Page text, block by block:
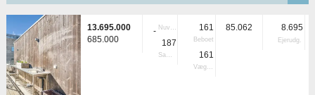
13.695.000
685.000
- Nuvær.
187
Samlet
161
Beboet
161
Vægtet
85.062 8.695
Ejerudg.